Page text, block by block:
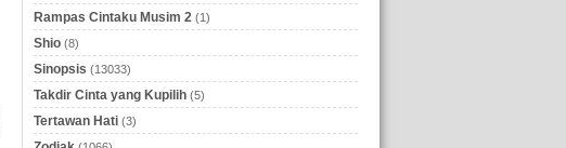
Rampas Cintaku Musim 2 (1)
Shio (8)
Sinopsis (13033)
Takdir Cinta yang Kupilih (5)
Tertawan Hati (3)